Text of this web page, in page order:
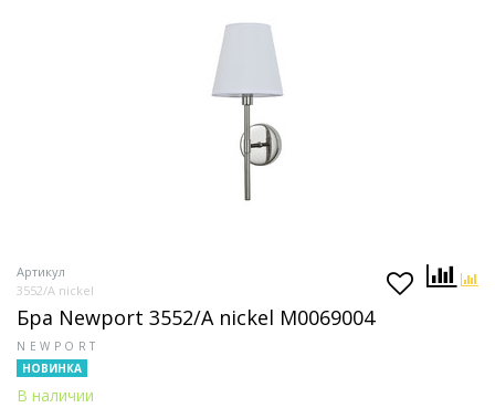
Артикул
3552/A nickel
Бра Newport 3552/A nickel М0069004
NEWPORT
НОВИНКА
В наличии